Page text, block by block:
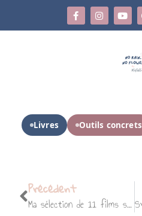
Livres Outils concrets
Précédent
Ma sélection de 11 films sur l’anorexie